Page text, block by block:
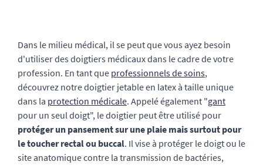
Dans le milieu médical, il se peut que vous ayez besoin
d'utiliser des doigtiers médicaux dans le cadre de votre
profession. En tant que professionnels de soins,
découvrez notre doigtier jetable en latex à taille unique
dans la protection médicale. Appelé également "gant
pour un seul doigt", le doigtier peut être utilisé pour
protéger un pansement sur une plaie mais surtout pour
le toucher rectal ou buccal. Il vise à protéger le doigt ou le
site anatomique contre la transmission de bactéries,